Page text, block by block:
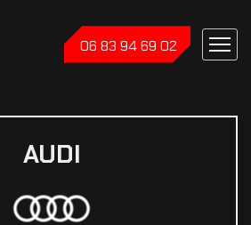
06 83 94 69 02
AUDI